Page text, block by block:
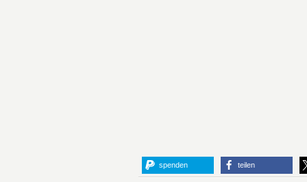
spenden teilen